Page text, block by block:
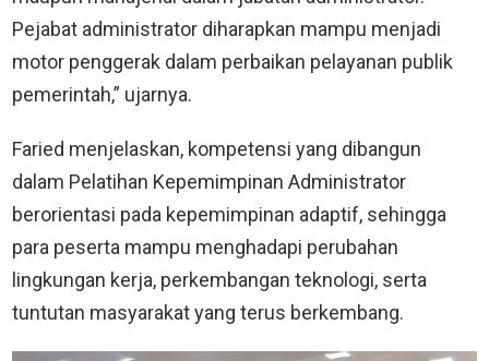
Pejabat administrator diharapkan mampu menjadi
motor penggerak dalam perbaikan pelayanan publik
pemerintah,” ujarnya.
Faried menjelaskan, kompetensi yang dibangun
dalam Pelatihan Kepemimpinan Administrator
berorientasi pada kepemimpinan adaptif, sehingga
para peserta mampu menghadapi perubahan
lingkungan kerja, perkembangan teknologi, serta
tuntutan masyarakat yang terus berkembang.